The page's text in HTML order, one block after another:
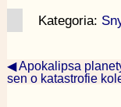
Kategoria:
◀ Apokalipsa
sen o katastrofie